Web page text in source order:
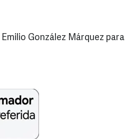
González Márquez para